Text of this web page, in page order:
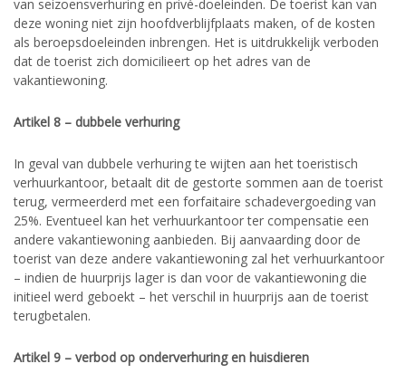
van seizoensverhuring en privé-doeleinden. De toerist kan van
deze woning niet zijn hoofdverblijfplaats maken, of de kosten
als beroepsdoeleinden inbrengen. Het is uitdrukkelijk verboden
dat de toerist zich domicilieert op het adres van de
vakantiewoning.
Artikel 8 – dubbele verhuring
In geval van dubbele verhuring te wijten aan het toeristisch
verhuurkantoor, betaalt dit de gestorte sommen aan de toerist
terug, vermeerderd met een forfaitaire schadevergoeding van
25%. Eventueel kan het verhuurkantoor ter compensatie een
andere vakantiewoning aanbieden. Bij aanvaarding door de
toerist van deze andere vakantiewoning zal het verhuurkantoor
– indien de huurprijs lager is dan voor de vakantiewoning die
initieel werd geboekt – het verschil in huurprijs aan de toerist
terugbetalen.
Artikel 9 – verbod op onderverhuring en huisdieren